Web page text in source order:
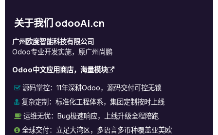
关于我们 odooAi.cn
广州欧度智能科技有限公司
Odoo专业开发实施，原广州尚鹏
Odoo中文应用商店，海量模块
源码掌控： 11年深耕Odoo，源码交付可控无锁
复杂定制： 标准化工程体系，集团定制按时上线
运维无忧：
Bug极速响应，上线升级全程陪跑
全球交付： 立足大湾区，多语言多币种覆盖亚美欧